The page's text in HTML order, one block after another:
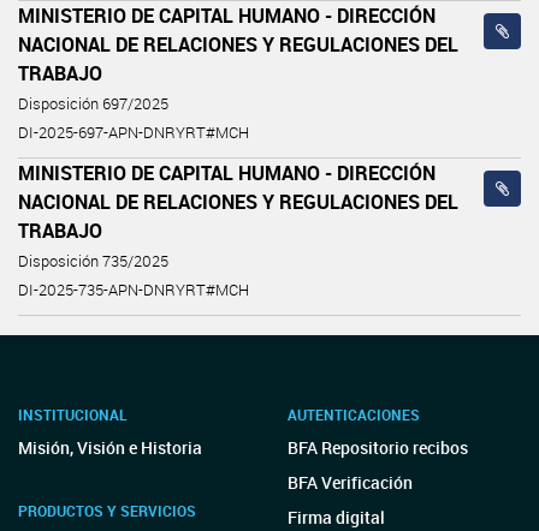
MINISTERIO DE CAPITAL HUMANO - DIRECCIÓN
NACIONAL DE RELACIONES Y REGULACIONES DEL
TRABAJO
Disposición 697/2025
DI-2025-697-APN-DNRYRT#MCH
MINISTERIO DE CAPITAL HUMANO - DIRECCIÓN
NACIONAL DE RELACIONES Y REGULACIONES DEL
TRABAJO
Disposición 735/2025
DI-2025-735-APN-DNRYRT#MCH
INSTITUCIONAL
Misión, Visión e Historia
PRODUCTOS Y SERVICIOS
AUTENTICACIONES
BFA Repositorio recibos
BFA Verificación
Firma digital